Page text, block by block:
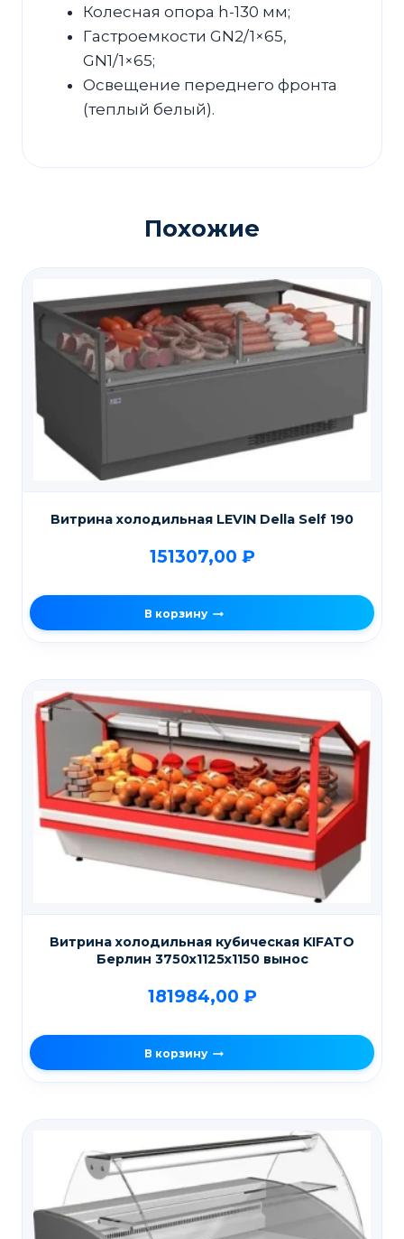
Колесная опора h-130 мм;
Гастроемкости GN2/1×65,
GN1/1×65;
Освещение переднего фронта
(теплый белый).
Похожие
Витрина холодильная LEVIN Della Self 190
151307,00 ₽
В корзину
Витрина холодильная кубическая KIFATO
Берлин 3750х1125х1150 вынос
181984,00 ₽
В корзину